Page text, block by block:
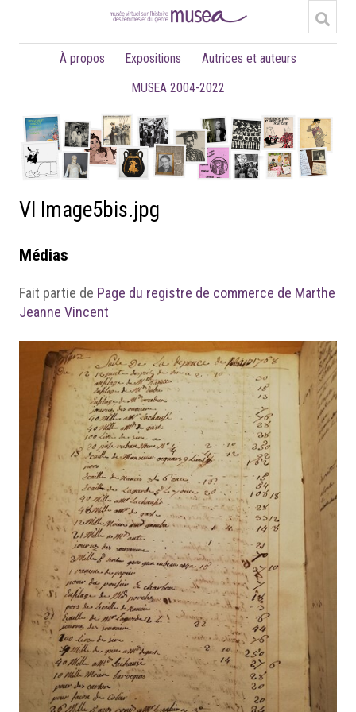
À propos Expositions
Autrices et auteurs
MUSEA 2004-2022
VI Image5bis.jpg
Médias
Fait partie de Page du registre de commerce de Marthe
Jeanne Vincent